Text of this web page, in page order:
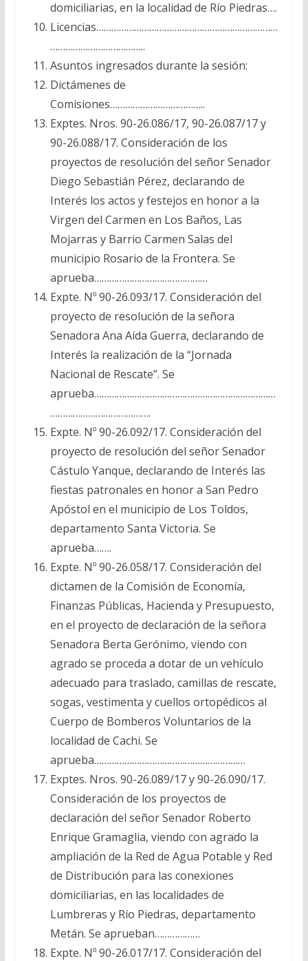
domiciliarias, en la localidad de Río Piedras….
Licencias………………………………………………………………
………………………………..
Asuntos ingresados durante la sesión:
Dictámenes de
Comisiones………………………………..
Exptes. Nros. 90-26.086/17, 90-26.087/17 y
90-26.088/17. Consideración de los
proyectos de resolución del señor Senador
Diego Sebastián Pérez, declarando de
Interés los actos y festejos en honor a la
Virgen del Carmen en Los Baños, Las
Mojarras y Barrio Carmen Salas del
municipio Rosario de la Frontera. Se
aprueba………………………………………
Expte. Nº 90-26.093/17. Consideración del
proyecto de resolución de la señora
Senadora Ana Aída Guerra, declarando de
Interés la realización de la “Jornada
Nacional de Rescate”. Se
aprueba………………………………………………………………
………………………………….
Expte. Nº 90-26.092/17. Consideración del
proyecto de resolución del señor Senador
Cástulo Yanque, declarando de Interés las
fiestas patronales en honor a San Pedro
Apóstol en el municipio de Los Toldos,
departamento Santa Victoria. Se
aprueba…….
Expte. Nº 90-26.058/17. Consideración del
dictamen de la Comisión de Economía,
Finanzas Públicas, Hacienda y Presupuesto,
en el proyecto de declaración de la señora
Senadora Berta Gerónimo, viendo con
agrado se proceda a dotar de un vehículo
adecuado para traslado, camillas de rescate,
sogas, vestimenta y cuellos ortopédicos al
Cuerpo de Bomberos Voluntarios de la
localidad de Cachi. Se
aprueba……………………………………………………
Exptes. Nros. 90-26.089/17 y 90-26.090/17.
Consideración de los proyectos de
declaración del señor Senador Roberto
Enrique Gramaglia, viendo con agrado la
ampliación de la Red de Agua Potable y Red
de Distribución para las conexiones
domiciliarias, en las localidades de
Lumbreras y Río Piedras, departamento
Metán. Se aprueban………………
Expte. Nº 90-26.017/17. Consideración del